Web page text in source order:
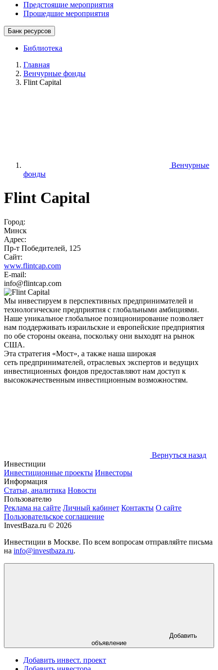
Предстоящие мероприятия
Прошедшие мероприятия
Банк ресурсов
Библиотека
Главная
Венчурные фонды
Flint Capital
Венчурные
фонды
Flint Capital
Город:
Минск
Адрес:
Пр-т Победителей, 125
Сайт:
www.flintcap.com
E-mail:
info@flintcap.com
Мы инвестируем в перспективных предпринимателей и
технологические предприятия с глобальными амбициями.
Наше уникальное глобальное позиционирование позволяет
нам поддерживать израильские и европейские предприятия
по обе стороны океана, поскольку они выходят на рынок
США.
Эта стратегия «Мост», а также наша широкая
сеть предпринимателей, отраслевых экспертов и ведущих
инвестиционных фондов предоставляют нам доступ к
высококачественным инвестиционным возможностям.
Вернуться назад
Инвестиции
Инвестиционные проекты Инвесторы
Информация
Статьи, аналитика Новости
Пользователю
Реклама на сайте Личный кабинет Контакты О сайте
Пользовательское соглашение
InvestBaza.ru © 2026
Инвестиции в Москве. По всем вопросам отправляйте письма
на info@investbaza.ru.
Добавить
объявление
Добавить инвест. проект